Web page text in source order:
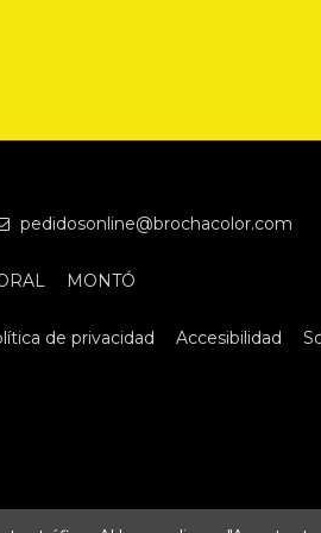
pedidosonline@brochacolor.com
MONTÓ
de privacidad Accesibilidad